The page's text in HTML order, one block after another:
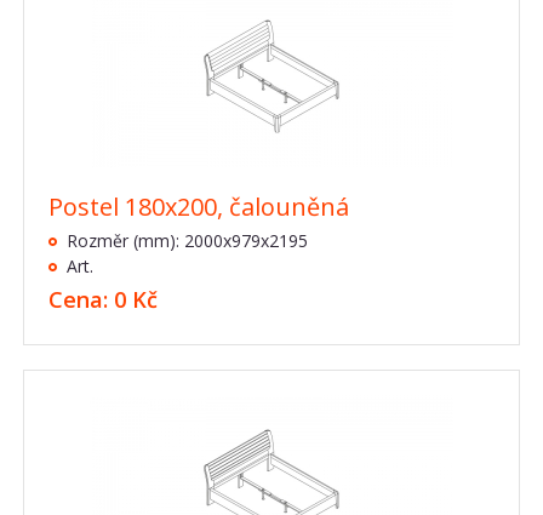
Postel 180x200, čalouněná
Rozměr (mm): 2000x979x2195
Art.
Cena: 0 Kč